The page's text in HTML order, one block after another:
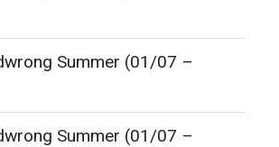
Summer (01/07 –
Summer (01/07 –